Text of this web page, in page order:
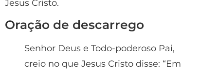
Jesus Cristo.
Oração de descarrego
Senhor Deus e Todo-poderoso Pai,
creio no que Jesus Cristo disse: “Em